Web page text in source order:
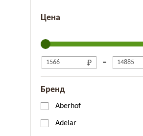
Цена
Бренд
Aberhof
Adelar